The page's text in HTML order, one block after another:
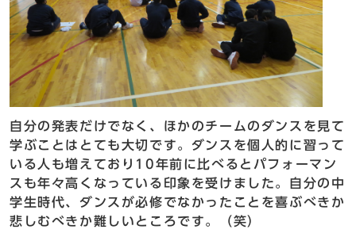
自分の発表だけでなく、ほかのチームのダンスを見て
学ぶことはとても大切です。ダンスを個人的に習って
いる人も増えており10年前に比べるとパフォーマン
スも年々高くなっている印象を受けました。自分の中
学生時代、ダンスが必修でなかったことを喜ぶべきか
悲しむべきか難しいところです。（笑）